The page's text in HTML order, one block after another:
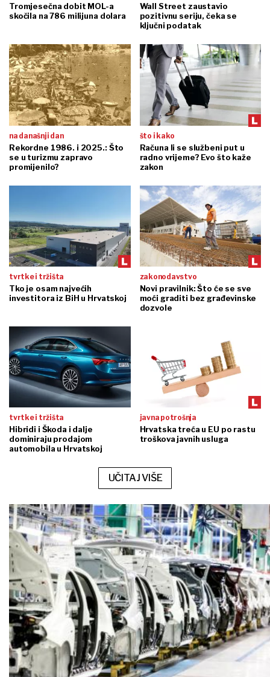
Tromjesečna dobit MOL-a
skočila na 786 milijuna dolara
Wall Street zaustavio
pozitivnu seriju, čeka se
ključni podatak
na današnji dan
Rekordne 1986. i 2025.: Što
se u turizmu zapravo
promijenilo?
što i kako
Računa li se službeni put u
radno vrijeme? Evo što kaže
zakon
tvrtke i tržišta
Tko je osam najvećih
investitora iz BiH u Hrvatskoj
zakonodavstvo
Novi pravilnik: Što će se sve
moći graditi bez građevinske
dozvole
tvrtke i tržišta
Hibridi i Škoda i dalje
dominiraju prodajom
automobila u Hrvatskoj
javna potrošnja
Hrvatska treća u EU po rastu
troškova javnih usluga
UČITAJ VIŠE